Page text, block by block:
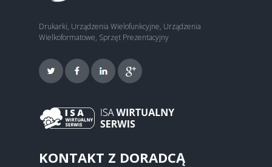
Drukarki, Urządzenia Wielofunkcyjne, Urządzenia
Wielkoformatowe, Sprzęt Prezentacyjny
KONTAKT Z DORADCĄ